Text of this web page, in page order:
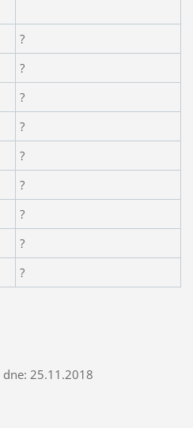
?
?
?
?
?
?
?
?
?
25.11.2018